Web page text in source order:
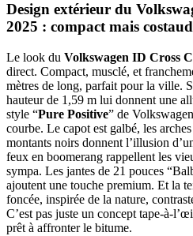
Design extérieur du
2025 : compact mais costaud
Le look du Volkswagen ID Cross
direct. Compact, musclé, et
mètres de long, parfait pour la ville.
hauteur de 1,59 m lui donnent une
style “Pure Positive” de
courbe. Le capot est galbé, les
montants noirs donnent l’illusion
feux en boomerang rappellent les
sympa. Les jantes de 21 pouces
ajoutent une touche premium. Et la
foncée, inspirée de la nature,
C’est pas juste un concept tape-à-
prêt à affronter le bitume.